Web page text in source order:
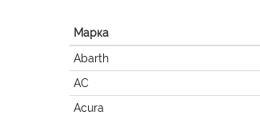
Марка
Abarth
AC
Acura